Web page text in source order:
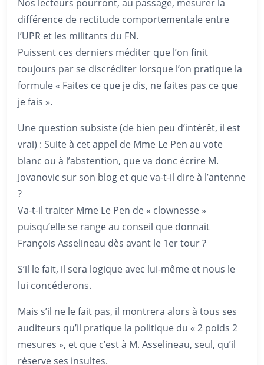
Nos lecteurs pourront, au passage, mesurer la
différence de rectitude comportementale entre
l’UPR et les militants du FN.
Puissent ces derniers méditer que l’on finit
toujours par se discréditer lorsque l’on pratique la
formule « Faites ce que je dis, ne faites pas ce que
je fais ».
Une question subsiste (de bien peu d’intérêt, il est
vrai) : Suite à cet appel de Mme Le Pen au vote
blanc ou à l’abstention, que va donc écrire M.
Jovanovic sur son blog et que va-t-il dire à l’antenne
?
Va-t-il traiter Mme Le Pen de « clownesse »
puisqu’elle se range au conseil que donnait
François Asselineau dès avant le 1er tour ?
S’il le fait, il sera logique avec lui-même et nous le
lui concéderons.
Mais s’il ne le fait pas, il montrera alors à tous ses
auditeurs qu’il pratique la politique du « 2 poids 2
mesures », et que c’est à M. Asselineau, seul, qu’il
réserve ses insultes.